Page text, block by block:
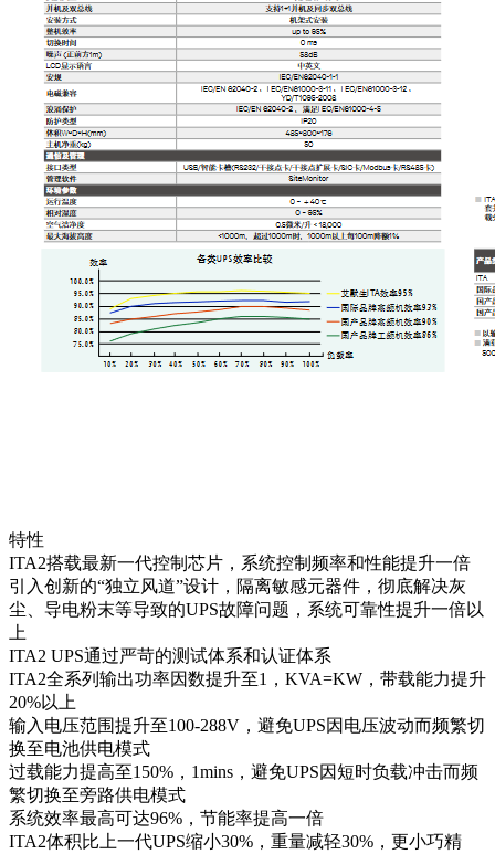
特性
ITA2搭载最新一代控制芯片，系统控制频率和性能提升一倍
引入创新的“独立风道”设计，隔离敏感元器件，彻底解决灰
尘、导电粉末等导致的UPS故障问题，系统可靠性提升一倍以
上
ITA2 UPS通过严苛的测试体系和认证体系
ITA2全系列输出功率因数提升至1，KVA=KW，带载能力提升
20%以上
输入电压范围提升至100-288V，避免UPS因电压波动而频繁切
换至电池供电模式
过载能力提高至150%，1mins，避免UPS因短时负载冲击而频
繁切换至旁路供电模式
系统效率最高可达96%，节能率提高一倍
ITA2体积比上一代UPS缩小30%，重量减轻30%，更小巧精